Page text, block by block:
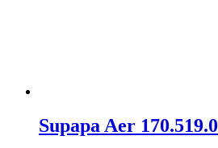
Supapa Aer 170.519.0